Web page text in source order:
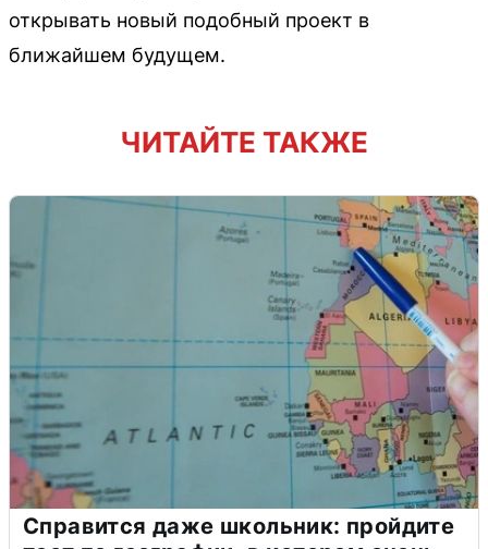
открывать новый подобный проект в
ближайшем будущем.
ЧИТАЙТЕ ТАКЖЕ
Справится даже школьник: пройдите